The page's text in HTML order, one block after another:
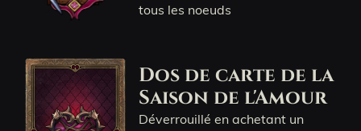
tous les noeuds
Dos de carte de la
Saison de l'Amour
Déverrouillé en achetant un